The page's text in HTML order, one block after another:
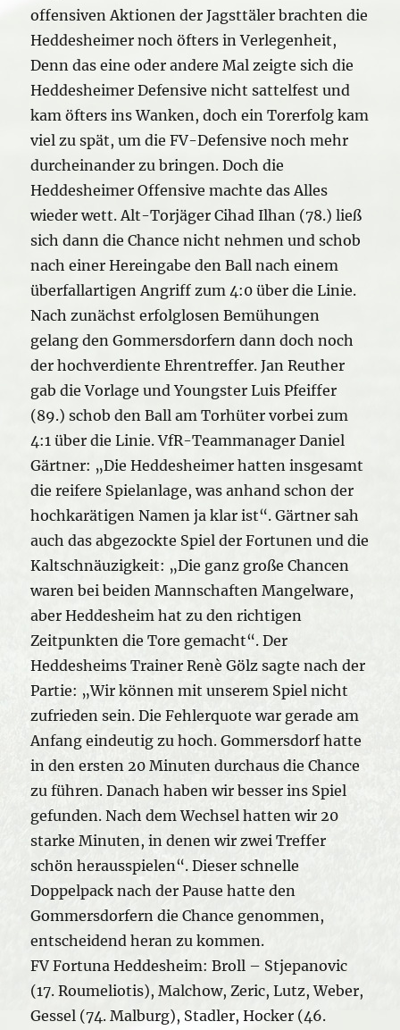
offensiven Aktionen der Jagsttäler brachten die
Heddesheimer noch öfters in Verlegenheit,
Denn das eine oder andere Mal zeigte sich die
Heddesheimer Defensive nicht sattelfest und
kam öfters ins Wanken, doch ein Torerfolg kam
viel zu spät, um die FV-Defensive noch mehr
durcheinander zu bringen. Doch die
Heddesheimer Offensive machte das Alles
wieder wett. Alt-Torjäger Cihad Ilhan (78.) ließ
sich dann die Chance nicht nehmen und schob
nach einer Hereingabe den Ball nach einem
überfallartigen Angriff zum 4:0 über die Linie.
Nach zunächst erfolglosen Bemühungen
gelang den Gommersdorfern dann doch noch
der hochverdiente Ehrentreffer. Jan Reuther
gab die Vorlage und Youngster Luis Pfeiffer
(89.) schob den Ball am Torhüter vorbei zum
4:1 über die Linie. VfR-Teammanager Daniel
Gärtner: „Die Heddesheimer hatten insgesamt
die reifere Spielanlage, was anhand schon der
hochkarätigen Namen ja klar ist“. Gärtner sah
auch das abgezockte Spiel der Fortunen und die
Kaltschnäuzigkeit: „Die ganz große Chancen
waren bei beiden Mannschaften Mangelware,
aber Heddesheim hat zu den richtigen
Zeitpunkten die Tore gemacht“. Der
Heddesheims Trainer Renè Gölz sagte nach der
Partie: „Wir können mit unserem Spiel nicht
zufrieden sein. Die Fehlerquote war gerade am
Anfang eindeutig zu hoch. Gommersdorf hatte
in den ersten 20 Minuten durchaus die Chance
zu führen. Danach haben wir besser ins Spiel
gefunden. Nach dem Wechsel hatten wir 20
starke Minuten, in denen wir zwei Treffer
schön herausspielen“. Dieser schnelle
Doppelpack nach der Pause hatte den
Gommersdorfern die Chance genommen,
entscheidend heran zu kommen.
FV Fortuna Heddesheim: Broll – Stjepanovic
(17. Roumeliotis), Malchow, Zeric, Lutz, Weber,
Gessel (74. Malburg), Stadler, Hocker (46.